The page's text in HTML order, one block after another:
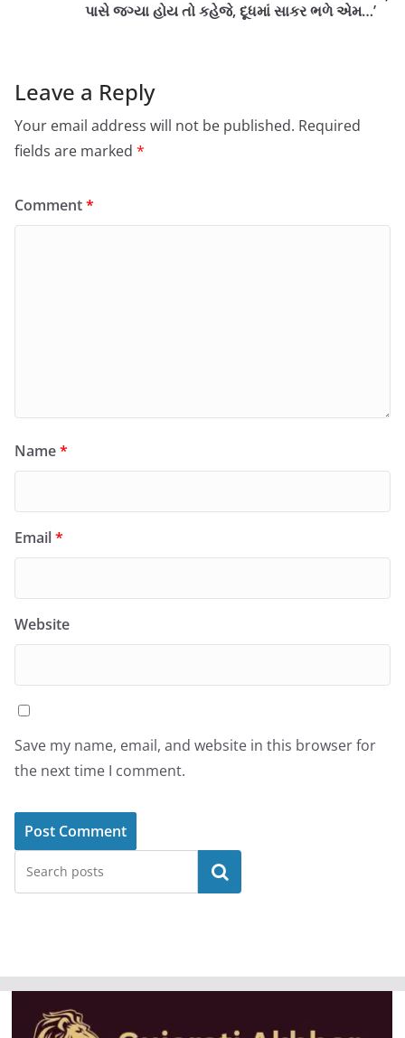
પાસે જગ્યા હોય તો કહેજે, દૂધમાં સાકર ભળે એમ…’
Leave a Reply
Your email address will not be published. Required
fields are marked *
Comment*
Name*
Email*
Website
Save my name, email, and website in this browser for
the next time I comment.
Search